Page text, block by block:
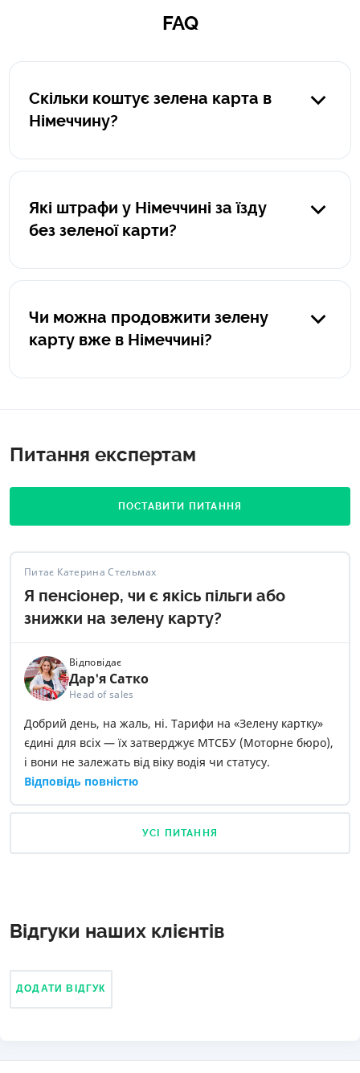
FAQ
Скільки коштує зелена карта в
Німеччину?
окремо. Дізнатись ціну для свого типу транспорту ви
зеленої карти.
Які штрафи у Німеччині за їзду
без зеленої карти?
закону, що тягне ув'язнення до 6 місяців, а також штраф
Чи можна продовжити зелену
карту вже в Німеччині?
Питання експертам
ПОСТАВИТИ ПИТАННЯ
Питає Катерина Стельмах
Я пенсіонер, чи є якісь пільги або
знижки на зелену карту?
Відповідає
Дар'я Сатко
Head of sales
Добрий день, на жаль, ні. Тарифи на «Зелену картку»
єдині для всіх — їх затверджує МТСБУ (Моторне бюро),
і вони не залежать від віку водія чи статусу.
Відповідь повністю
УСІ ПИТАННЯ
Відгуки наших клієнтів
ДОДАТИ ВІДГУК